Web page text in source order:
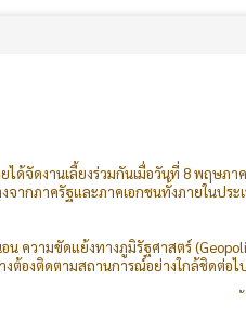
ด้จัดงานเลี้ยงร่วมกันเมื่อวันที่ 8 พฤษภ
งจากภาครัฐและภาคเอกชนทั้งภายในป
ความขัดแย้งทางภูมิรัฐศาสตร์
างต้องติดตามสถานการณ์อย่างใกล้ชิด
มือเป็นอย่างดีจากภาครัฐและภาคเอกช